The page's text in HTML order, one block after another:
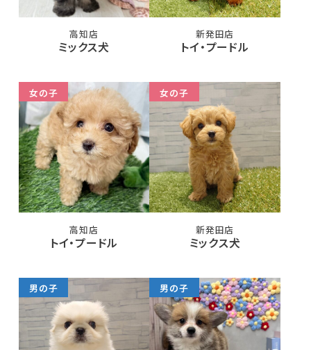
高知店
ミックス犬
新発田店
トイ・プードル
女の子
高知店
トイ・プードル
女の子
新発田店
ミックス犬
男の子 男の子